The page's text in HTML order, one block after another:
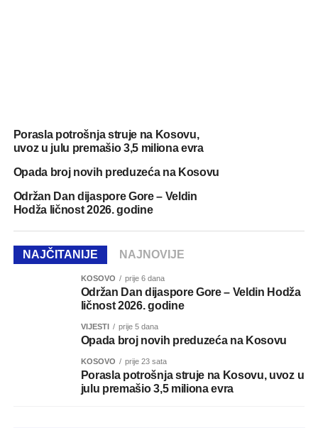
Porasla potrošnja struje na Kosovu,
uvoz u julu premašio 3,5 miliona evra
Opada broj novih preduzeća na Kosovu
Održan Dan dijaspore Gore – Veldin
Hodža ličnost 2026. godine
NAJČITANIJE NAJNOVIJE
KOSOVO prije 6 dana
Održan Dan dijaspore Gore – Veldin Hodža
ličnost 2026. godine
VIJESTI prije 5 dana
Opada broj novih preduzeća na Kosovu
KOSOVO prije 23 sata
Porasla potrošnja struje na Kosovu, uvoz u
julu premašio 3,5 miliona evra